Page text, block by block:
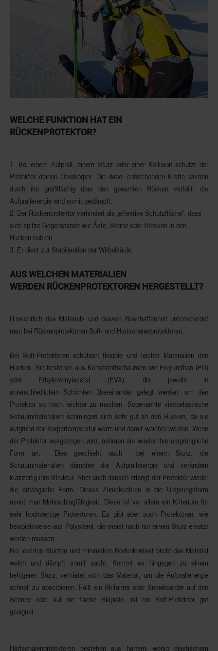
WELCHE FUNKTION HAT EIN
RÜCKENPROTEKTOR?
1. Bei einem Aufprall, einem Sturz oder einer Kollision schützt der
Protektor deinen Oberkörper. Die dabei entstehenden Kräfte werden
durch ihn großflächig über den gesamten Rücken verteilt, die
Aufprallenergie wird somit gedämpft
2. Der Rückenprotektor verhindert als „effektive Schutzfläche“ , dass
sich spitze Gegenstände wie Äste, Steine oder Stecken in den
Rücken bohren.
3. Er dient zur Stabilisation der Wirbelsäule
AUS WELCHEN MATERIALIEN
WERDEN RÜCKENPROTEKTOREN HERGESTELLT?
Hinsichtlich des Materials und dessen Beschaffenheit unterscheidet
man bei Rückenprotektoren Soft- und Hartschalenprotektoren.
Bei Soft-Protektoren schützen flexible und leichte Materialien den
Rücken. Sie bestehen aus Kunststoffschäumen wie Polyurethan (PU)
oder Ethylenvinylacetat (EVA), die jeweils in
unterschiedlichen Schichten übereinander gelegt werden, um den
Protektor so noch leichter zu machen. Sogenannte viscoelastische
Schaummaterialien schmiegen sich sehr gut an den Rücken, da sie
aufgrund der Körpertemperatur warm und damit weicher werden. Wenn
der Protektor ausgezogen wird, nehmen sie wieder ihre ursprüngliche
Form an. Dies geschieht auch bei einem Sturz: die
Schaummaterialien dämpfen die Aufprallenergie und verändern
kurzzeitig ihre Struktur. Aber auch danach erlangt der Protektor wieder
die anfängliche Form. DiesesZurückkehren in die Ursprungsform
nennt man Mehrschlagfähigkeit. Diese ist vor allem ein Kriterium für
sehr hochwertige Protektoren . Es gibt aber auch Protektoren, wie
beispielsweise aus Polysterol, die meist nach nur einem Sturz ersetzt
werden müssen.
Bei leichten Stürzen und minimalem Bodenkontakt bleibt das Material
weich und dämpft somit sacht. Kommt es hingegen zu einem
heftigeren Sturz, verhärtet sich das Material, um die Aufprallenergie
schnell zu absorbieren. Fällt ein Skifahrer oder Snowboarder auf den
Schnee oder auf die flache Skipiste, ist ein Soft-Protektor gut
geeignet.
Hartschalenprotektoren bestehen aus hartem, wenig elastischem